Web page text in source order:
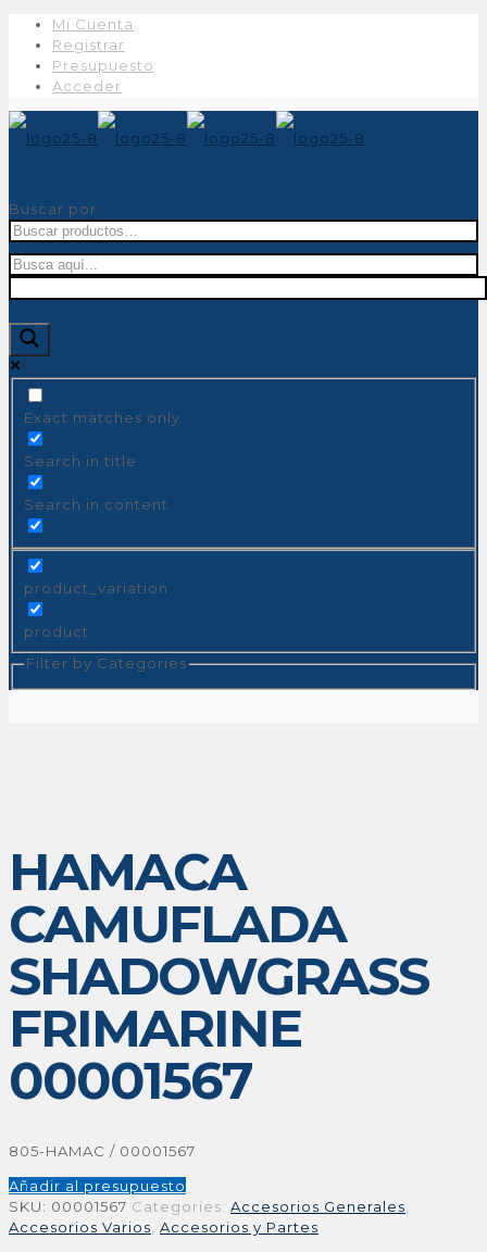
Mi Cuenta
Registrar
Presupuesto
Acceder
Buscar por:
Exact matches only
Search in title
Search in content
product_variation
product
Filter by Categories
HAMACA
CAMUFLADA
SHADOWGRASS
FRIMARINE
00001567
805-HAMAC / 00001567
Añadir al presupuesto
SKU: 00001567 Categories: Accesorios Generales
Accesorios Varios Accesorios y Partes